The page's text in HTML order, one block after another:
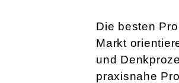
Die besten
Markt
und
praxisnahe